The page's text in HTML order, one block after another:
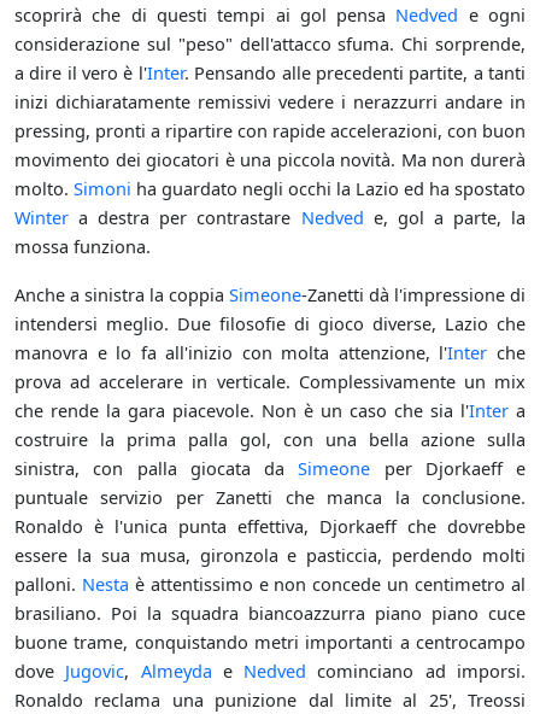
scoprirà che di questi tempi ai gol pensa Nedved e ogni
considerazione sul "peso" dell'attacco sfuma. Chi sorprende,
a dire il vero è l'Inter. Pensando alle precedenti partite, a tanti
inizi dichiaratamente remissivi vedere i nerazzurri andare in
pressing, pronti a ripartire con rapide accelerazioni, con buon
movimento dei giocatori è una piccola novità. Ma non durerà
molto. Simoni ha guardato negli occhi la Lazio ed ha spostato
Winter a destra per contrastare Nedved e, gol a parte, la
mossa funziona.
Anche a sinistra la coppia Simeone-Zanetti dà l'impressione di
intendersi meglio. Due filosofie di gioco diverse, Lazio che
manovra e lo fa all'inizio con molta attenzione, l'Inter che
prova ad accelerare in verticale. Complessivamente un mix
che rende la gara piacevole. Non è un caso che sia l'Inter a
costruire la prima palla gol, con una bella azione sulla
sinistra, con palla giocata daSimeone per Djorkaeff e
puntuale servizio per Zanetti che manca la conclusione.
Ronaldo è l'unica punta effettiva, Djorkaeff che dovrebbe
essere la sua musa, gironzola e pasticcia, perdendo molti
palloni. Nesta è attentissimo e non concede un centimetro al
brasiliano. Poi la squadra biancoazzurra piano piano cuce
buone trame, conquistando metri importanti a centrocampo
dove Jugovic, Almeyda e Nedved cominciano ad imporsi.
Ronaldo reclama una punizione dal limite al 25', Treossi